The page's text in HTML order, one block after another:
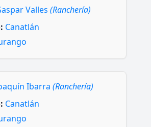
Valles (Ranchería)
Canatlán
Ibarra (Ranchería)
Canatlán